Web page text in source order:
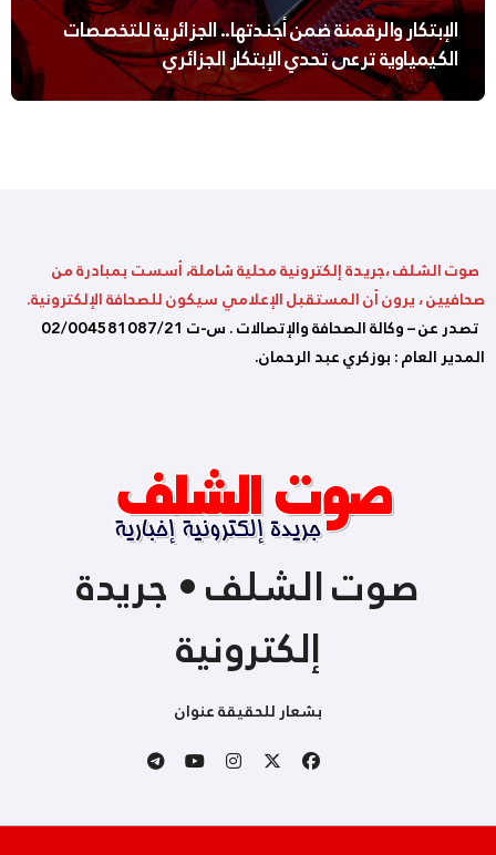
الإبتكار والرقمنة ضمن أجندتها.. الجزائرية للتخصصات
الكيمياوية ترعى تحدي الإبتكار الجزائري
صوت الشلف ،جريدة إلكترونية محلية شاملة، أسست بمبادرة من
صحافيين ، يرون أن المستقبل الإعلامي سيكون للصحافة الإلكترونية.
تصدر عن – وكالة الصحافة والإتصالات . س-ت 02/004581087/21
المدير العام : بوزكري عبد الرحمان.
صوت الشلف • جريدة
إلكترونية
بشعار للحقيقة عنوان